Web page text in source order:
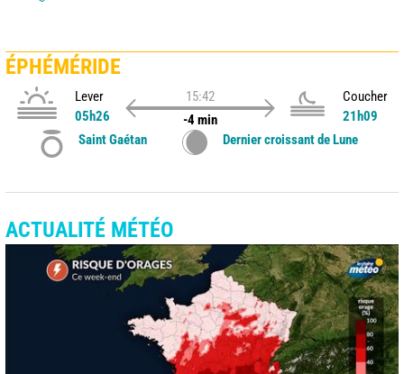
ÉPHÉMÉRIDE
Lever
05h26
15:42
-4 min
Coucher
21h09
Saint Gaétan
Dernier croissant de Lune
ACTUALITÉ MÉTÉO